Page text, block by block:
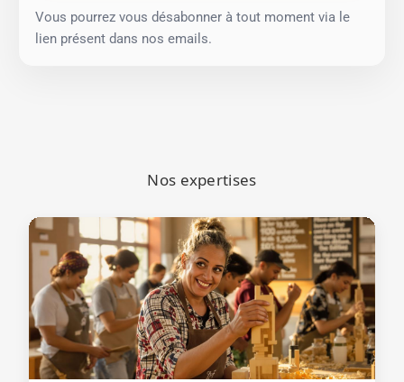
Vous pourrez vous désabonner à tout moment via le
lien présent dans nos emails.
Nos expertises